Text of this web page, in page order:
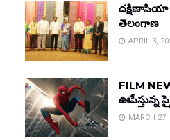
దక్షిణాసియా
తెలంగాణ
APRIL 3,
FILM
ఊపేస్తున్న
MARCH 27,